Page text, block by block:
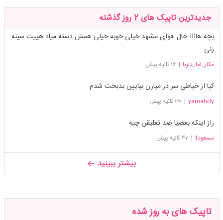
جدیدترین تاپیک های 2 روز گذشته
بچه هاااا حال هوای مشهد خیلی خوبه خیلی همش دسته میاد هییت سینه
زنی
مکار_اما_دلربا | 16 ثانیه پیش
کیا از خیاطی سر در میارن بیایین بدبخت شدم
yamahdy
| 30 ثانیه پیش
راز اینکه بعضیا ضد تعلیقن چیه
مسعودf | 42 ثانیه پیش
بیشتر ببینید
تاپیک های به روز شده